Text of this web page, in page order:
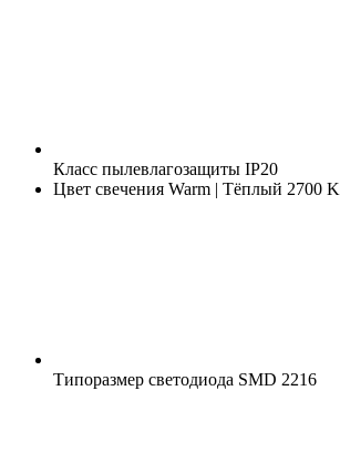
Класс пылевлагозащиты IP20
Цвет свечения Warm | Тёплый 2700 K
Типоразмер светодиода SMD 2216